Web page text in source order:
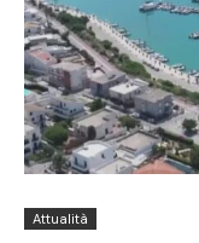
Attualità